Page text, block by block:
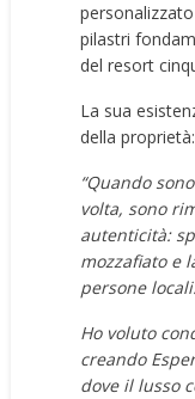
pilastri
del resort
La sua
della proprietà:
“Quando
volta, sono
autenticità:
mozzafiato e
persone locali.
Ho voluto
creando
dove il lusso